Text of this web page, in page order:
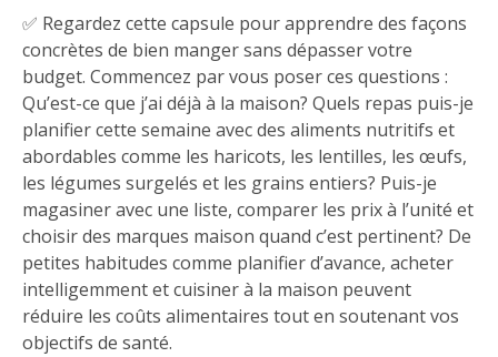
✅ Regardez cette capsule pour apprendre des façons
concrètes de bien manger sans dépasser votre
budget. Commencez par vous poser ces questions :
Qu’est-ce que j’ai déjà à la maison? Quels repas puis-je
planifier cette semaine avec des aliments nutritifs et
abordables comme les haricots, les lentilles, les œufs,
les légumes surgelés et les grains entiers? Puis-je
magasiner avec une liste, comparer les prix à l’unité et
choisir des marques maison quand c’est pertinent? De
petites habitudes comme planifier d’avance, acheter
intelligemment et cuisiner à la maison peuvent
réduire les coûts alimentaires tout en soutenant vos
objectifs de santé.